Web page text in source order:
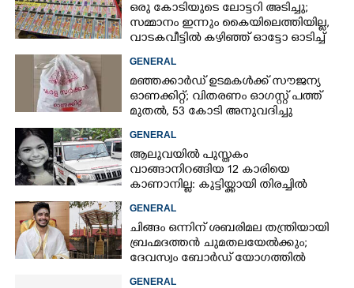
ഒരു കോടിയുടെ ലോട്ടറി അടിച്ചു;
സമ്മാനം ഇന്നും കൈയിലെത്തിയില്ല,
വാടകവീട്ടിൽ കഴിഞ്ഞ് ഓട്ടോ ഓടിച്ച്
73കാരൻ
GENERAL
മഞ്ഞക്കാർഡ് ഉടമകൾക്ക് സൗജന്യ
ഓണക്കിറ്റ്; വിതരണം ഓഗസ്റ്റ് പത്ത്
മുതൽ, 53 കോടി അനുവദിച്ചു
GENERAL
ആലുവയിൽ പുസ്തകം
വാങ്ങാനിറങ്ങിയ 12 കാരിയെ
കാണാനില്ല: കുട്ടിയ്ക്കായി തിരച്ചിൽ
GENERAL
ചിങ്ങം ഒന്നിന് ശബരിമല തന്ത്രിയായി
ബ്രഹ്മദത്തൻ ചുമതലയേൽക്കും;
ദേവസ്വം ബോർഡ് യോഗത്തിൽ
തീരുമാനം
GENERAL